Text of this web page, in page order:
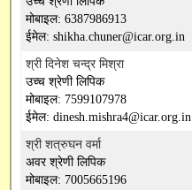
मोबाइल: 6387986913
ईमेल: shikha.chuner@icar.org.in
श्री दिनेश चन्द्र मिश्रा
उच्च श्रेणी लिपिक
मोबाइल: 7599107978
ईमेल: dinesh.mishra4@icar.org.in
श्री शत्रुघन वर्मा
अवर श्रेणी लिपिक
मोबाइल: 7005665196